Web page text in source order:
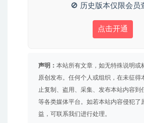
🚫 历史版本仅限会员
点击开通
声明： 本站所有文章，如无特殊说明或
原创发布。任何个人或组织，在未征得
止复制、盗用、采集、发布本站内容到
等各类媒体平台。如若本站内容侵犯了
益，可联系我们进行处理。